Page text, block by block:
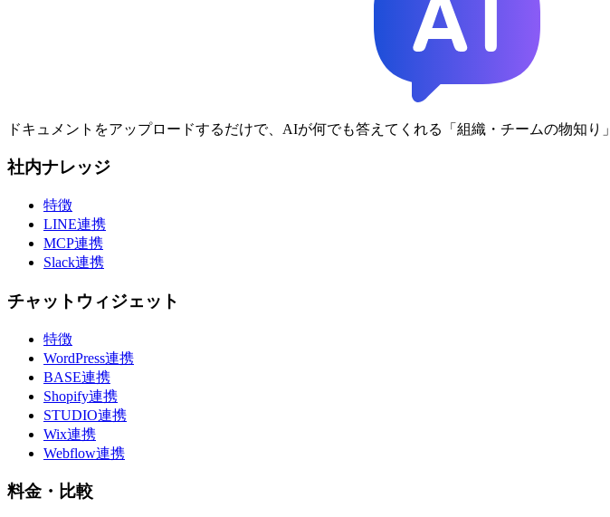
ドキュメントをアップロードするだけで、AIが何でも答えてくれる「組織・チームの物知り
社内ナレッジ
特徴
LINE連携
MCP連携
Slack連携
チャットウィジェット
特徴
WordPress連携
BASE連携
Shopify連携
STUDIO連携
Wix連携
Webflow連携
料金・比較